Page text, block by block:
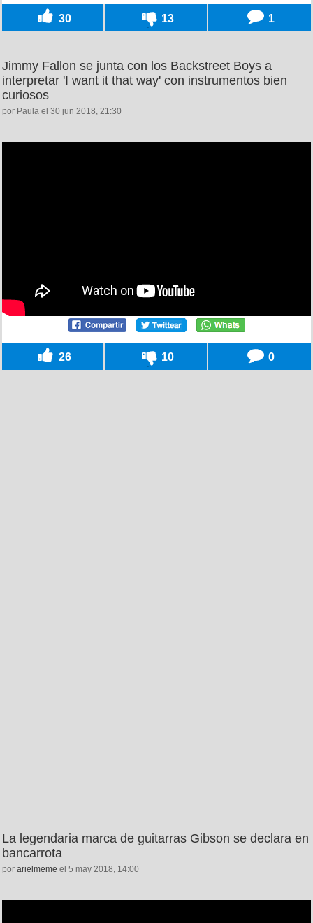
30 13 1
Jimmy Fallon se junta con los Backstreet Boys a
interpretar 'I want it that way' con instrumentos bien
curiosos
por Paula el 30 jun 2018, 21:30
26 10 0
La legendaria marca de guitarras Gibson se declara en
bancarrota
por arielmeme el 5 may 2018, 14:00